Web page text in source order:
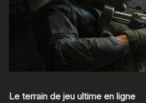
Le terrain de jeu ultime en ligne